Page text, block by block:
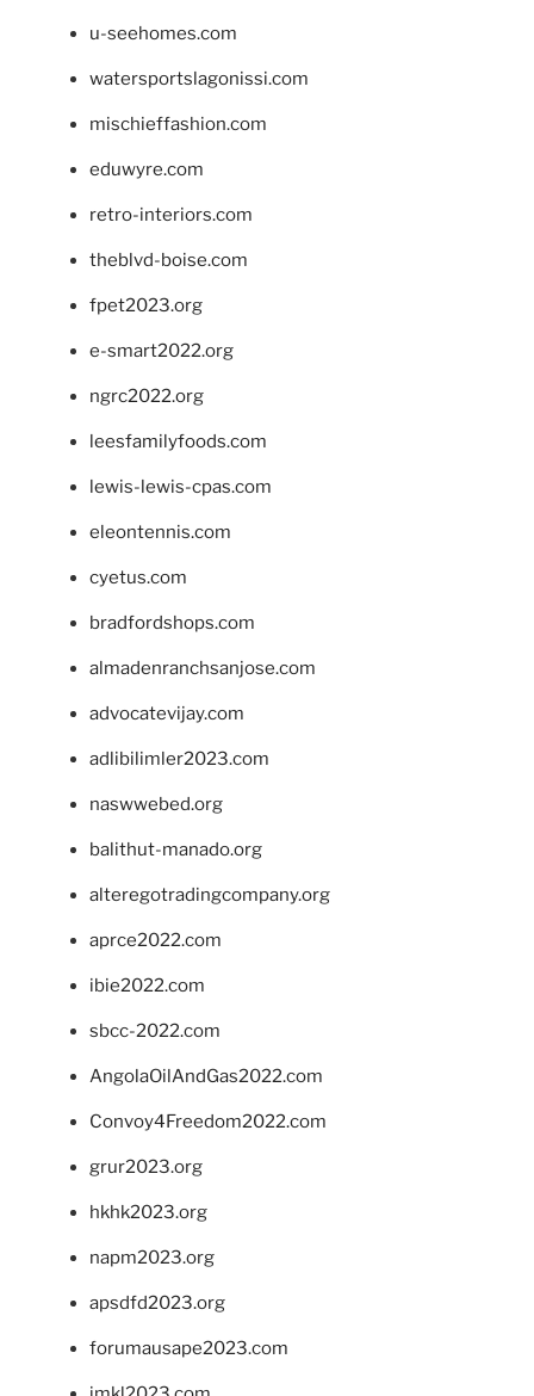
u-seehomes.com
watersportslagonissi.com
mischieffashion.com
eduwyre.com
retro-interiors.com
theblvd-boise.com
fpet2023.org
e-smart2022.org
ngrc2022.org
leesfamilyfoods.com
lewis-lewis-cpas.com
eleontennis.com
cyetus.com
bradfordshops.com
almadenranchsanjose.com
advocatevijay.com
adlibilimler2023.com
naswwebed.org
balithut-manado.org
alteregotradingcompany.org
aprce2022.com
ibie2022.com
sbcc-2022.com
AngolaOilAndGas2022.com
Convoy4Freedom2022.com
grur2023.org
hkhk2023.org
napm2023.org
apsdfd2023.org
forumausape2023.com